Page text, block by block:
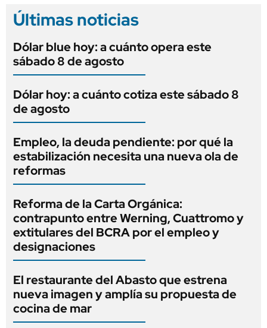
Últimas noticias
Dólar blue hoy: a cuánto opera este
sábado 8 de agosto
Dólar hoy: a cuánto cotiza este sábado 8
de agosto
Empleo, la deuda pendiente: por qué la
estabilización necesita una nueva ola de
reformas
Reforma de la Carta Orgánica:
contrapunto entre Werning, Cuattromo y
extitulares del BCRA por el empleo y
designaciones
El restaurante del Abasto que estrena
nueva imagen y amplía su propuesta de
cocina de mar